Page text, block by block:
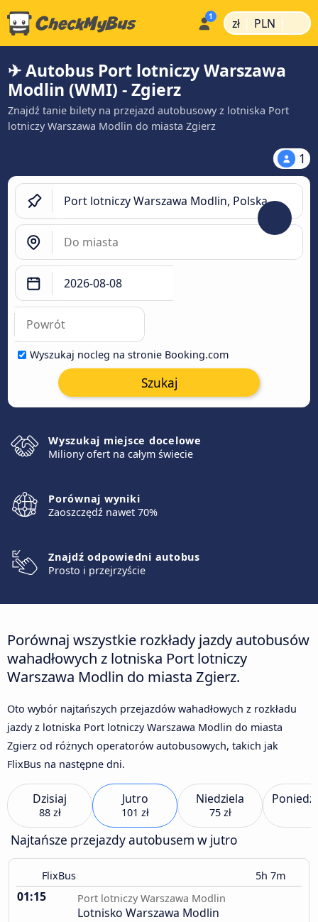
zł | PLN |
✈ Autobus Port lotniczy Warszawa
Modlin (WMI) - Zgierz
Znajdź tanie bilety na przejazd autobusowy z lotniska Port
lotniczy Warszawa Modlin do miasta Zgierz
1
Wyszukaj nocleg na stronie Booking.com
Szukaj
Wyszukaj miejsce docelowe
Miliony ofert na całym świecie
Porównaj wyniki
Zaoszczędź nawet 70%
Znajdź odpowiedni autobus
Prosto i przejrzyście
Porównaj wszystkie rozkłady jazdy autobusów
wahadłowych z lotniska Port lotniczy
Warszawa Modlin do miasta Zgierz.
Oto wybór najtańszych przejazdów wahadłowych z rozkładu
jazdy z lotniska Port lotniczy Warszawa Modlin do miasta
Zgierz od różnych operatorów autobusowych, takich jak
FlixBus na następne dni.
Dzisiaj
88 zł
Jutro
101 zł
Niedziela
75 zł
Najtańsze przejazdy autobusem w jutro
FlixBus 5h 7m
01:15 Port lotniczy Warszawa Modlin
Lotnisko Warszawa Modlin